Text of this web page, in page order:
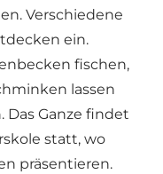
Verschiedene
ein.
fischen,
lassen
Das Ganze findet
statt, wo
präsentieren.